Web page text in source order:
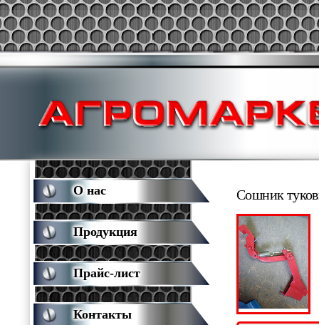
Сошник
О нас
Продукция
Прайс-лист
Контакты